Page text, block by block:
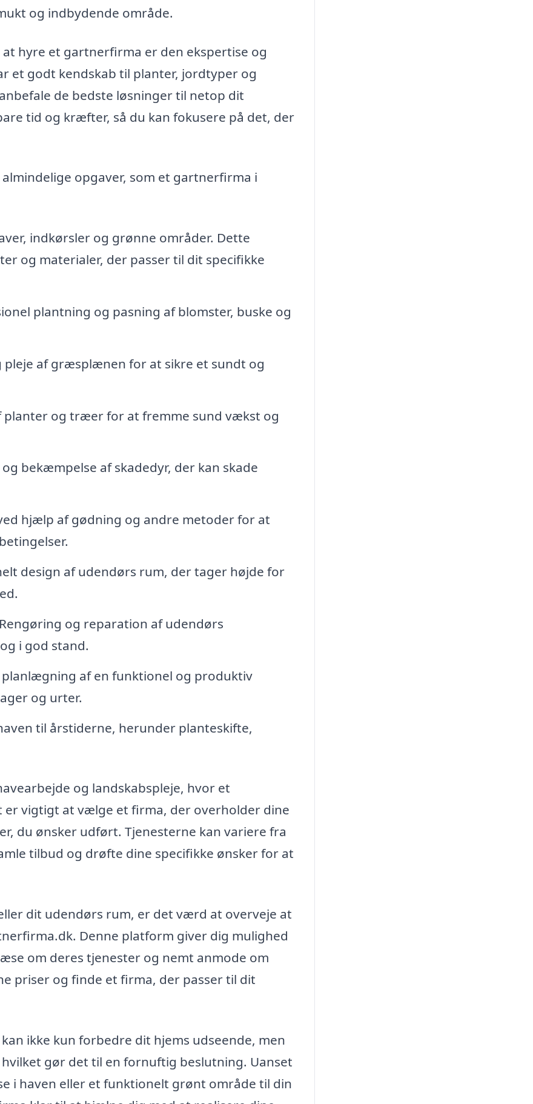
og indbydende område.
hyre et gartnerfirma er den ekspertise og
et godt kendskab til planter, jordtyper og
de bedste løsninger til netop dit
tid og kræfter, så du kan fokusere på det, der
opgaver, som et gartnerfirma i
indkørsler og grønne områder. Dette
og materialer, der passer til dit specifikke
plantning og pasning af blomster, buske og
pleje af græsplænen for at sikre et sundt og
planter og træer for at fremme sund vækst og
bekæmpelse af skadedyr, der kan skade
hjælp af gødning og andre metoder for at
design af udendørs rum, der tager højde for
Rengøring og reparation af udendørs
i god stand.
planlægning af en funktionel og produktiv
og urter.
til årstiderne, herunder planteskifte,
og landskabspleje, hvor et
er vigtigt at vælge et firma, der overholder dine
du ønsker udført. Tjenesterne kan variere fra
tilbud og drøfte dine specifikke ønsker for at
dit udendørs rum, er det værd at overveje at
Denne platform giver dig mulighed
om deres tjenester og nemt anmode om
priser og finde et firma, der passer til dit
ikke kun forbedre dit hjems udseende, men
gør det til en fornuftig beslutning. Uanset
i haven eller et funktionelt grønt område til din